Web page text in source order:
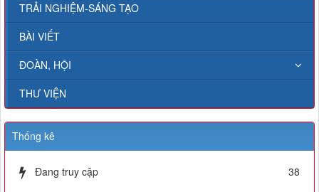
TRẢI NGHIỆM-SÁNG TẠO
BÀI VIẾT
ĐOÀN, HỘI
THƯ VIỆN
Thống kê
Đang truy cập
38